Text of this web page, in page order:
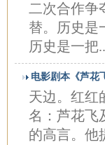
二次合作争
替。历史是
历史是一把
电影剧本《芦花
天边。红红
名：芦花飞
的高言。他